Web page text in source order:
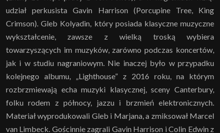
udział perkusista Gavin Harrison (Porcupine Tree, King
Crimson). Gleb Kolyadin, który posiada klasyczne muzyczne
wykształcenie, zawsze z wielką troską wybiera
towarzyszących im muzyków, zarówno podczas koncertów,
jak i w studiu nagraniowym. Nie inaczej było w przypadku
kolejnego albumu, „Lighthouse” z 2016 roku, na którym
rozbrzmiewają echa muzyki klasycznej, sceny Canterbury,
folku rodem z północy, jazzu i brzmień elektronicznych.
Materiał wyprodukowali Gleb i Marjana, a zmiksował Marcel
van Limbeck. Gościnnie zagrali Gavin Harrison i Colin Edwin z